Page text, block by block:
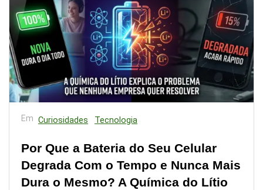
Em Curiosidades Tecnologia
Por Que a Bateria do Seu Celular
Degrada Com o Tempo e Nunca Mais
Dura o Mesmo? A Química do Lítio